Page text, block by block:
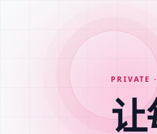
PRIVATE
让